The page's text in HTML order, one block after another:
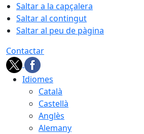
Saltar a la capçalera
Saltar al contingut
Saltar al peu de pàgina
Contactar
Idiomes
Català
Castellà
Anglès
Alemany